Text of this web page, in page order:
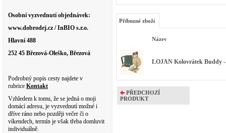
Osobní vyzvednutí objednávek:
www.dobrodej.cz / InBIO s.r.o.
Hlavní 488
252 45 Březová-Oleško, Březová
Podrobný popis cesty najdete v
rubrice Kontakt
Vzhledem k tomu, že se jedná o moji
domácí adresu, je vyzvednutí možné i
dříve ráno nebo později večer či o
víkendech, termín je však třeba domluvit
individuálně.
Příbuzné zboží
Název
LOJAN Kolovrátek Buddy
PŘEDCHOZÍ
PRODUKT